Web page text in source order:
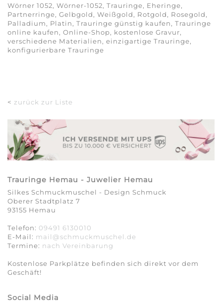
Wörner 1052, Wörner-1052, Trauringe, Eheringe,
Partnerringe, Gelbgold, Weißgold, Rotgold, Rosegold,
Palladium, Platin, Trauringe günstig kaufen, Trauringe
online kaufen, Online-Shop, kostenlose Gravur,
verschiedene Materialien, einzigartige Trauringe,
konfigurierbare Trauringe
< zurück zur Liste
Trauringe Hemau - Juwelier Hemau
Silkes Schmuckmuschel - Design Schmuck
Oberer Stadtplatz 7
93155 Hemau
Telefon: 09491 6130010
E-Mail: mail@schmuckmuschel.de
Termine: nach Vereinbarung​​​​​​​
Kostenlose Parkplätze befinden sich direkt vor dem
Geschäft!
Social Media